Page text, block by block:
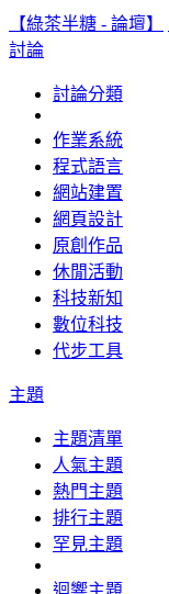
【綠茶半糖 - 論壇】
討論
討論分類
作業系統
程式語言
網站建置
網頁設計
原創作品
休閒活動
科技新知
數位科技
代步工具
主題
主題清單
人氣主題
熱門主題
排行主題
罕見主題
迴響主題